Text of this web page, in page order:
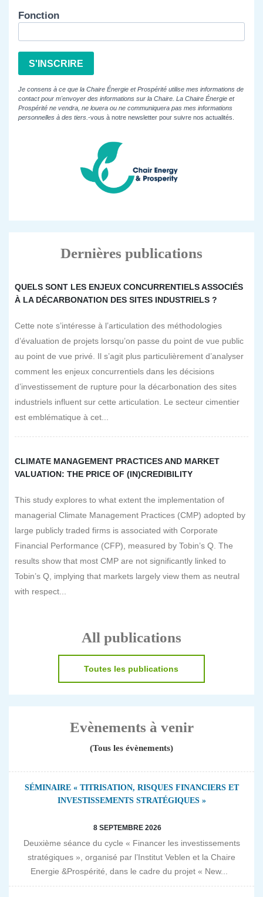
Fonction
S'INSCRIRE
Je consens à ce que la Chaire Énergie et Prospérité utilise mes informations de
contact pour m'envoyer des informations sur la Chaire. La Chaire Énergie et
Prospérité ne vendra, ne louera ou ne communiquera pas mes informations
personnelles à des tiers. -vous à notre newsletter pour suivre nos actualités.
Dernières publications
QUELS SONT LES ENJEUX CONCURRENTIELS ASSOCIÉS
À LA DÉCARBONATION DES SITES INDUSTRIELS ?
Cette note s’intéresse à l’articulation des méthodologies
d’évaluation de projets lorsqu’on passe du point de vue public
au point de vue privé. Il s’agit plus particulièrement d’analyser
comment les enjeux concurrentiels dans les décisions
d’investissement de rupture pour la décarbonation des sites
industriels influent sur cette articulation. Le secteur cimentier
est emblématique à cet...
CLIMATE MANAGEMENT PRACTICES AND MARKET
VALUATION: THE PRICE OF (IN)CREDIBILITY
This study explores to what extent the implementation of
managerial Climate Management Practices (CMP) adopted by
large publicly traded firms is associated with Corporate
Financial Performance (CFP), measured by Tobin’s Q. The
results show that most CMP are not significantly linked to
Tobin’s Q, implying that markets largely view them as neutral
with respect...
All publications
Toutes les publications
Evènements à venir
(Tous les évènements)
SÉMINAIRE « TITRISATION, RISQUES FINANCIERS ET
INVESTISSEMENTS STRATÉGIQUES »
8 SEPTEMBRE 2026
Deuxième séance du cycle « Financer les investissements
stratégiques », organisé par l’Institut Veblen et la Chaire
Energie &Prospérité, dans le cadre du projet « New...